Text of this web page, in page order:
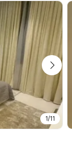
1/11